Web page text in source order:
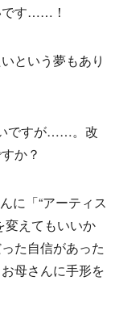
です……！
という夢もあり
ですが……。改
か？
に「“アーティス
変えてもいいか
た自信があった
母さんに手形を